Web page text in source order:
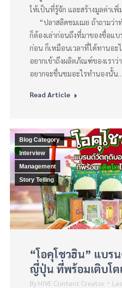
ให้เป็นที่รู้จัก และสร้างมูลค่า
“ปลาสลิดชมเฌย ถ้าถามว่า
ก็ต้องเล่าก่อนถึงที่มาของชื่อแ
ก่อน ก็เหมือนเวลาที่ได้ทานอะ
อยากเข้าถึงผลิตภัณฑ์ของเรา
อยากจะชื่นชมอะไรทำนองนั้น
Read Article
Blog Category
Interview
Management
Story Telling
“โอคุโชวฮิน” แบร
ญี่ปุ่น ที่พร้อมเติบโ
By HIVE Content Creator